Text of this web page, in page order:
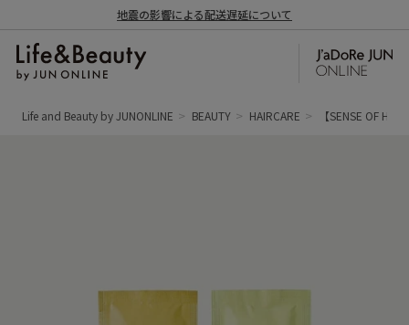
地震の影響による配送遅延について
Life and Beauty by JUNONLINE BEAUTY HAIRCARE 【SENSE OF